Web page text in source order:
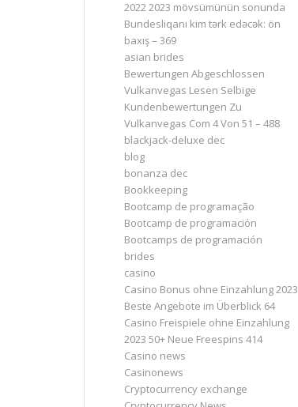
2022 2023 mövsümünün sonunda
Bundesliqanı kim tərk edəcək: ön
baxış – 369
asian brides
Bewertungen Abgeschlossen
Vulkanvegas Lesen Selbige
Kundenbewertungen Zu
Vulkanvegas Com 4 Von 51 – 488
blackjack-deluxe dec
blog
bonanza dec
Bookkeeping
Bootcamp de programação
Bootcamp de programación
Bootcamps de programación
brides
casino
Casino Bonus ohne Einzahlung 2023 ️
Beste Angebote im Überblick 64
Casino Freispiele ohne Einzahlung
2023 50+ Neue Freespins 414
Casino news
Casinonews
Cryptocurrency exchange